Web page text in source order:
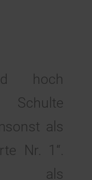
hoch
als
Nr. 1“.
als